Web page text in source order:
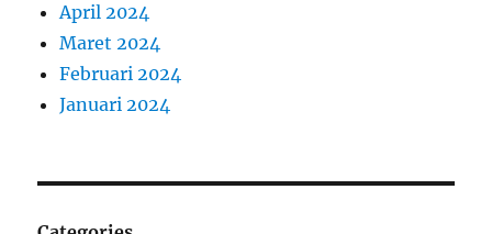
April 2024
Maret 2024
Februari 2024
Januari 2024